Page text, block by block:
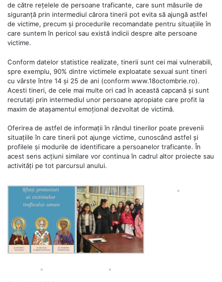
de către rețelele de persoane traficante, care sunt măsurile de
siguranță prin intermediul cărora tinerii pot evita să ajungă astfel
de victime, precum și procedurile recomandate pentru situațiile în
care suntem în pericol sau există indicii despre alte persoane
victime.
Conform datelor statistice realizate, tinerii sunt cei mai vulnerabili,
spre exemplu, 90% dintre victimele exploatate sexual sunt tineri
cu vârste între 14 și 25 de ani (conform www.18octombrie.ro).
Acesti tineri, de cele mai multe ori cad în această capcană și sunt
recrutați prin intermediul unor persoane apropiate care profit la
maxim de atașamentul emoțional dezvoltat de victimă.
Oferirea de astfel de informații în rândul tinerilor poate prevenii
situațiile în care tinerii pot ajunge victime, cunoscând astfel și
profilele și modurile de identificare a persoanelor traficante. În
acest sens acțiuni similare vor continua în cadrul altor proiecte sau
activități pe tot parcursul anului.